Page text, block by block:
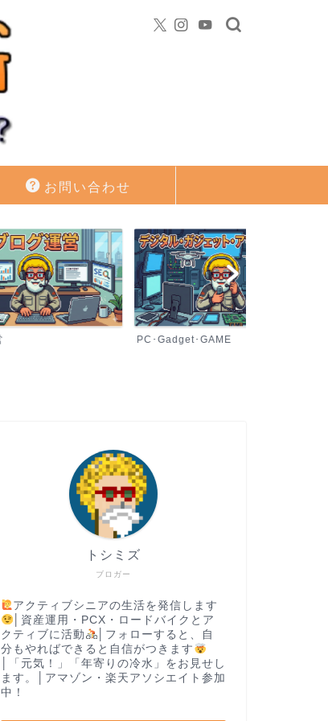
お問い合わせ
PC･Gadget･GAME
ブロガー
トシミズ
アクティブシニアの生活を発信します
│資産運用・PCX・ロードバイクとア
クティブに活動
│フォローすると、自
分もやればできると自信がつきます
│「元気！」「年寄りの冷水」をお見せし
ます。│アマゾン・楽天アソシエイト参加
中！